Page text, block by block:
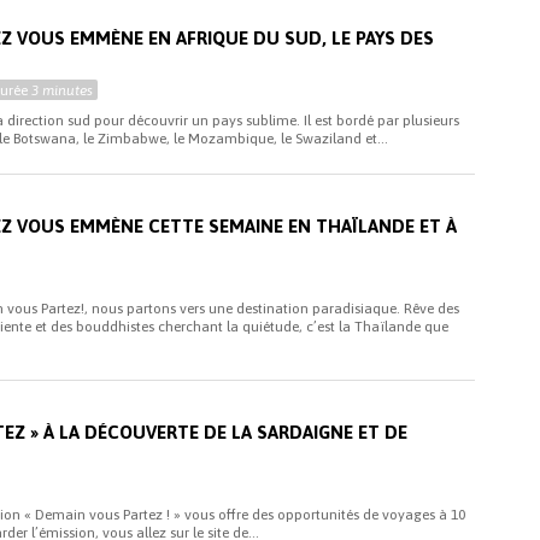
VOUS EMMÈNE EN AFRIQUE DU SUD, LE PAYS DES
3 minutes
direction sud pour découvrir un pays sublime. Il est bordé par plusieurs
Botswana, le Zimbabwe, le Mozambique, le Swaziland et...
VOUS EMMÈNE CETTE SEMAINE EN THAÏLANDE ET À
Partez!, nous partons vers une destination paradisiaque. Rêve des
et des bouddhistes cherchant la quiétude, c’est la Thaïlande que
» À LA DÉCOUVERTE DE LA SARDAIGNE ET DE
« Demain vous Partez ! » vous offre des opportunités de voyages à 10
l’émission, vous allez sur le site de...